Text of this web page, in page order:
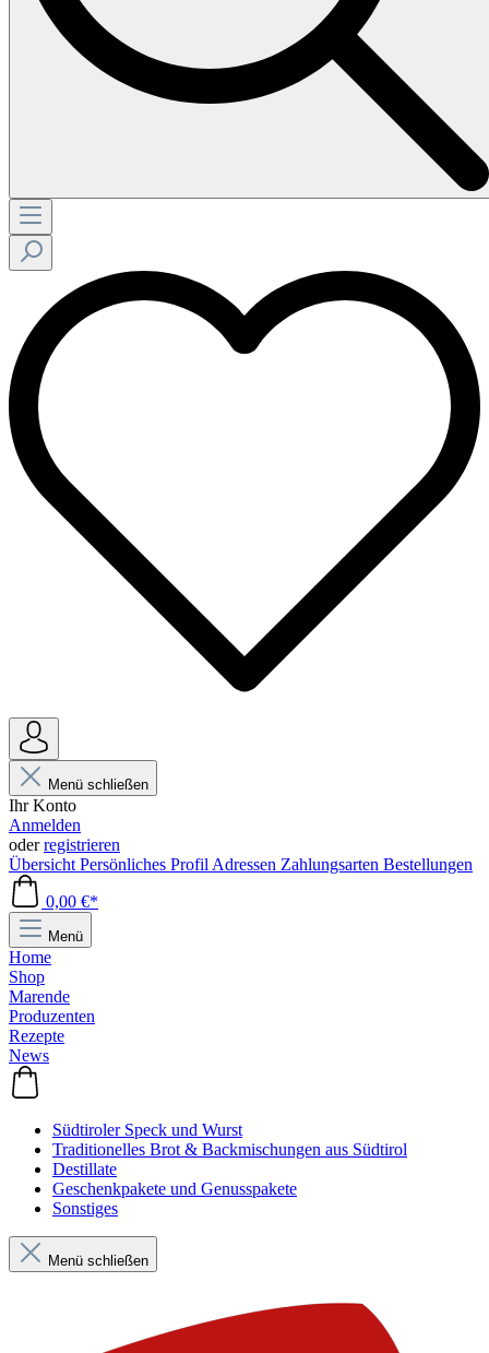
Menü schließen
Ihr Konto
Anmelden
oderregistrieren
Übersicht Persönliches Profil Adressen Zahlungsarten Bestellungen
0,00 €*
Menü
Home
Shop
Marende
Produzenten
Rezepte
News
Südtiroler Speck und Wurst
Traditionelles Brot & Backmischungen aus Südtirol
Destillate
Geschenkpakete und Genusspakete
Sonstiges
Menü schließen